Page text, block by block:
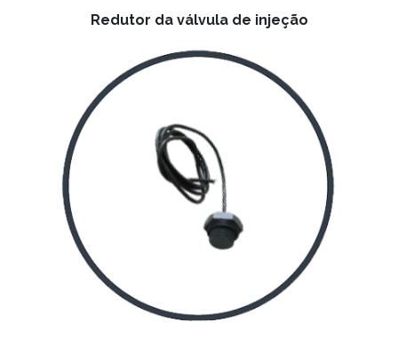
Redutor da válvula de injeção